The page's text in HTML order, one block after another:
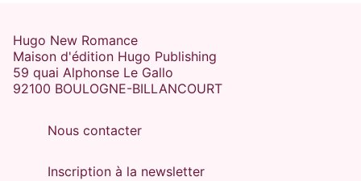
Hugo New Romance
Maison d'édition Hugo Publishing
59 quai Alphonse Le Gallo
92100 BOULOGNE-BILLANCOURT
Nous contacter
Inscription à la newsletter